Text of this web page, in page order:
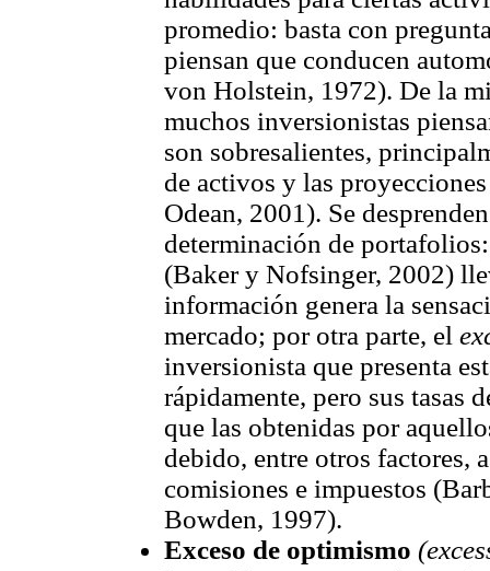
promedio: basta con
piensan que conducen
von Holstein, 1972). De la
muchos inversionistas
son sobresalientes,
de activos y las
Odean, 2001). Se
determinación de
(Baker y Nofsinger, 2002)
información genera la
mercado; por otra parte, el
inversionista que presenta
rápidamente, pero sus tasas
que las obtenidas por
debido, entre otros factores,
comisiones e impuestos
Bowden, 1997).
Exceso de optimismo